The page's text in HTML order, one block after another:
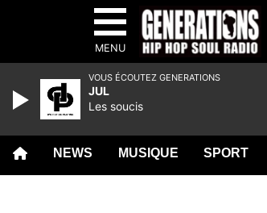
MENU
NEWS MUSIQUE SPORT
VOUS ÉCOUTEZ GENERATIONS
JUL
Les soucis